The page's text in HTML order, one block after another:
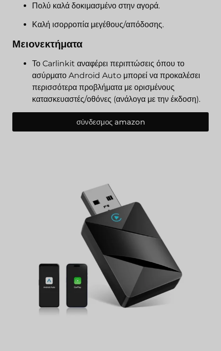
Πολύ καλά δοκιμασμένο στην αγορά.
Καλή ισορροπία μεγέθους/απόδοσης.
Μειονεκτήματα
Το Carlinkit αναφέρει περιπτώσεις όπου το
ασύρματο Android Auto μπορεί να προκαλέσει
περισσότερα προβλήματα με ορισμένους
κατασκευαστές/οθόνες (ανάλογα με την έκδοση).
σύνδεσμος amazon